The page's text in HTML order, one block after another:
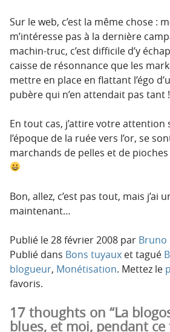
Sur le web, c’est la même chose :
m’intéresse pas à la dernière
machin-truc, c’est difficile d’y
caisse de résonnance que les
mettre en place en flattant l’égo
pubère qui n’en attendait pas tant !
En tout cas, j’attire votre attention
l’époque de la ruée vers l’or, se
marchands de pelles et de
Bon, allez, c’est pas tout, mais j’ai
maintenant…
Publié le28 février 2008 par Bruno
Publié dans Bons tuyaux et tagué
blogueur, Monétisation. Mettez le
favoris.
17 thoughts on “La
blues, et moi, pendant ce